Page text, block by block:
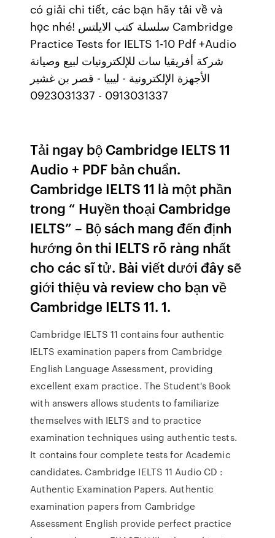
có giải chi tiết, các bạn hãy tải về và
học nhé! سلسلة كتب الايلتس Cambridge
Practice Tests for IELTS 1-10 Pdf +Audio
شركة أفريقيا سات للإلكترونيات لبيع وصيانة
الأجهزة الإلكترونية - ليبيا - قصر بن غشير
0913031337 - 0923031337
Tải ngay bộ Cambridge IELTS 11
Audio + PDF bản chuẩn.
Cambridge IELTS 11 là một phần
trong “ Huyền thoại Cambridge
IELTS” – Bộ sách mang đến định
hướng ôn thi IELTS rõ ràng nhất
cho các sĩ tử. Bài viết dưới đây sẽ
giới thiệu và review cho bạn về
Cambridge IELTS 11. 1.
Cambridge IELTS 11 contains four authentic
IELTS examination papers from Cambridge
English Language Assessment, providing
excellent exam practice. The Student's Book
with answers allows students to familiarize
themselves with IELTS and to practice
examination techniques using authentic tests.
It contains four complete tests for Academic
candidates. Cambridge IELTS 11 Audio CD :
Authentic Examination Papers. Authentic
examination papers from Cambridge
Assessment English provide perfect practice